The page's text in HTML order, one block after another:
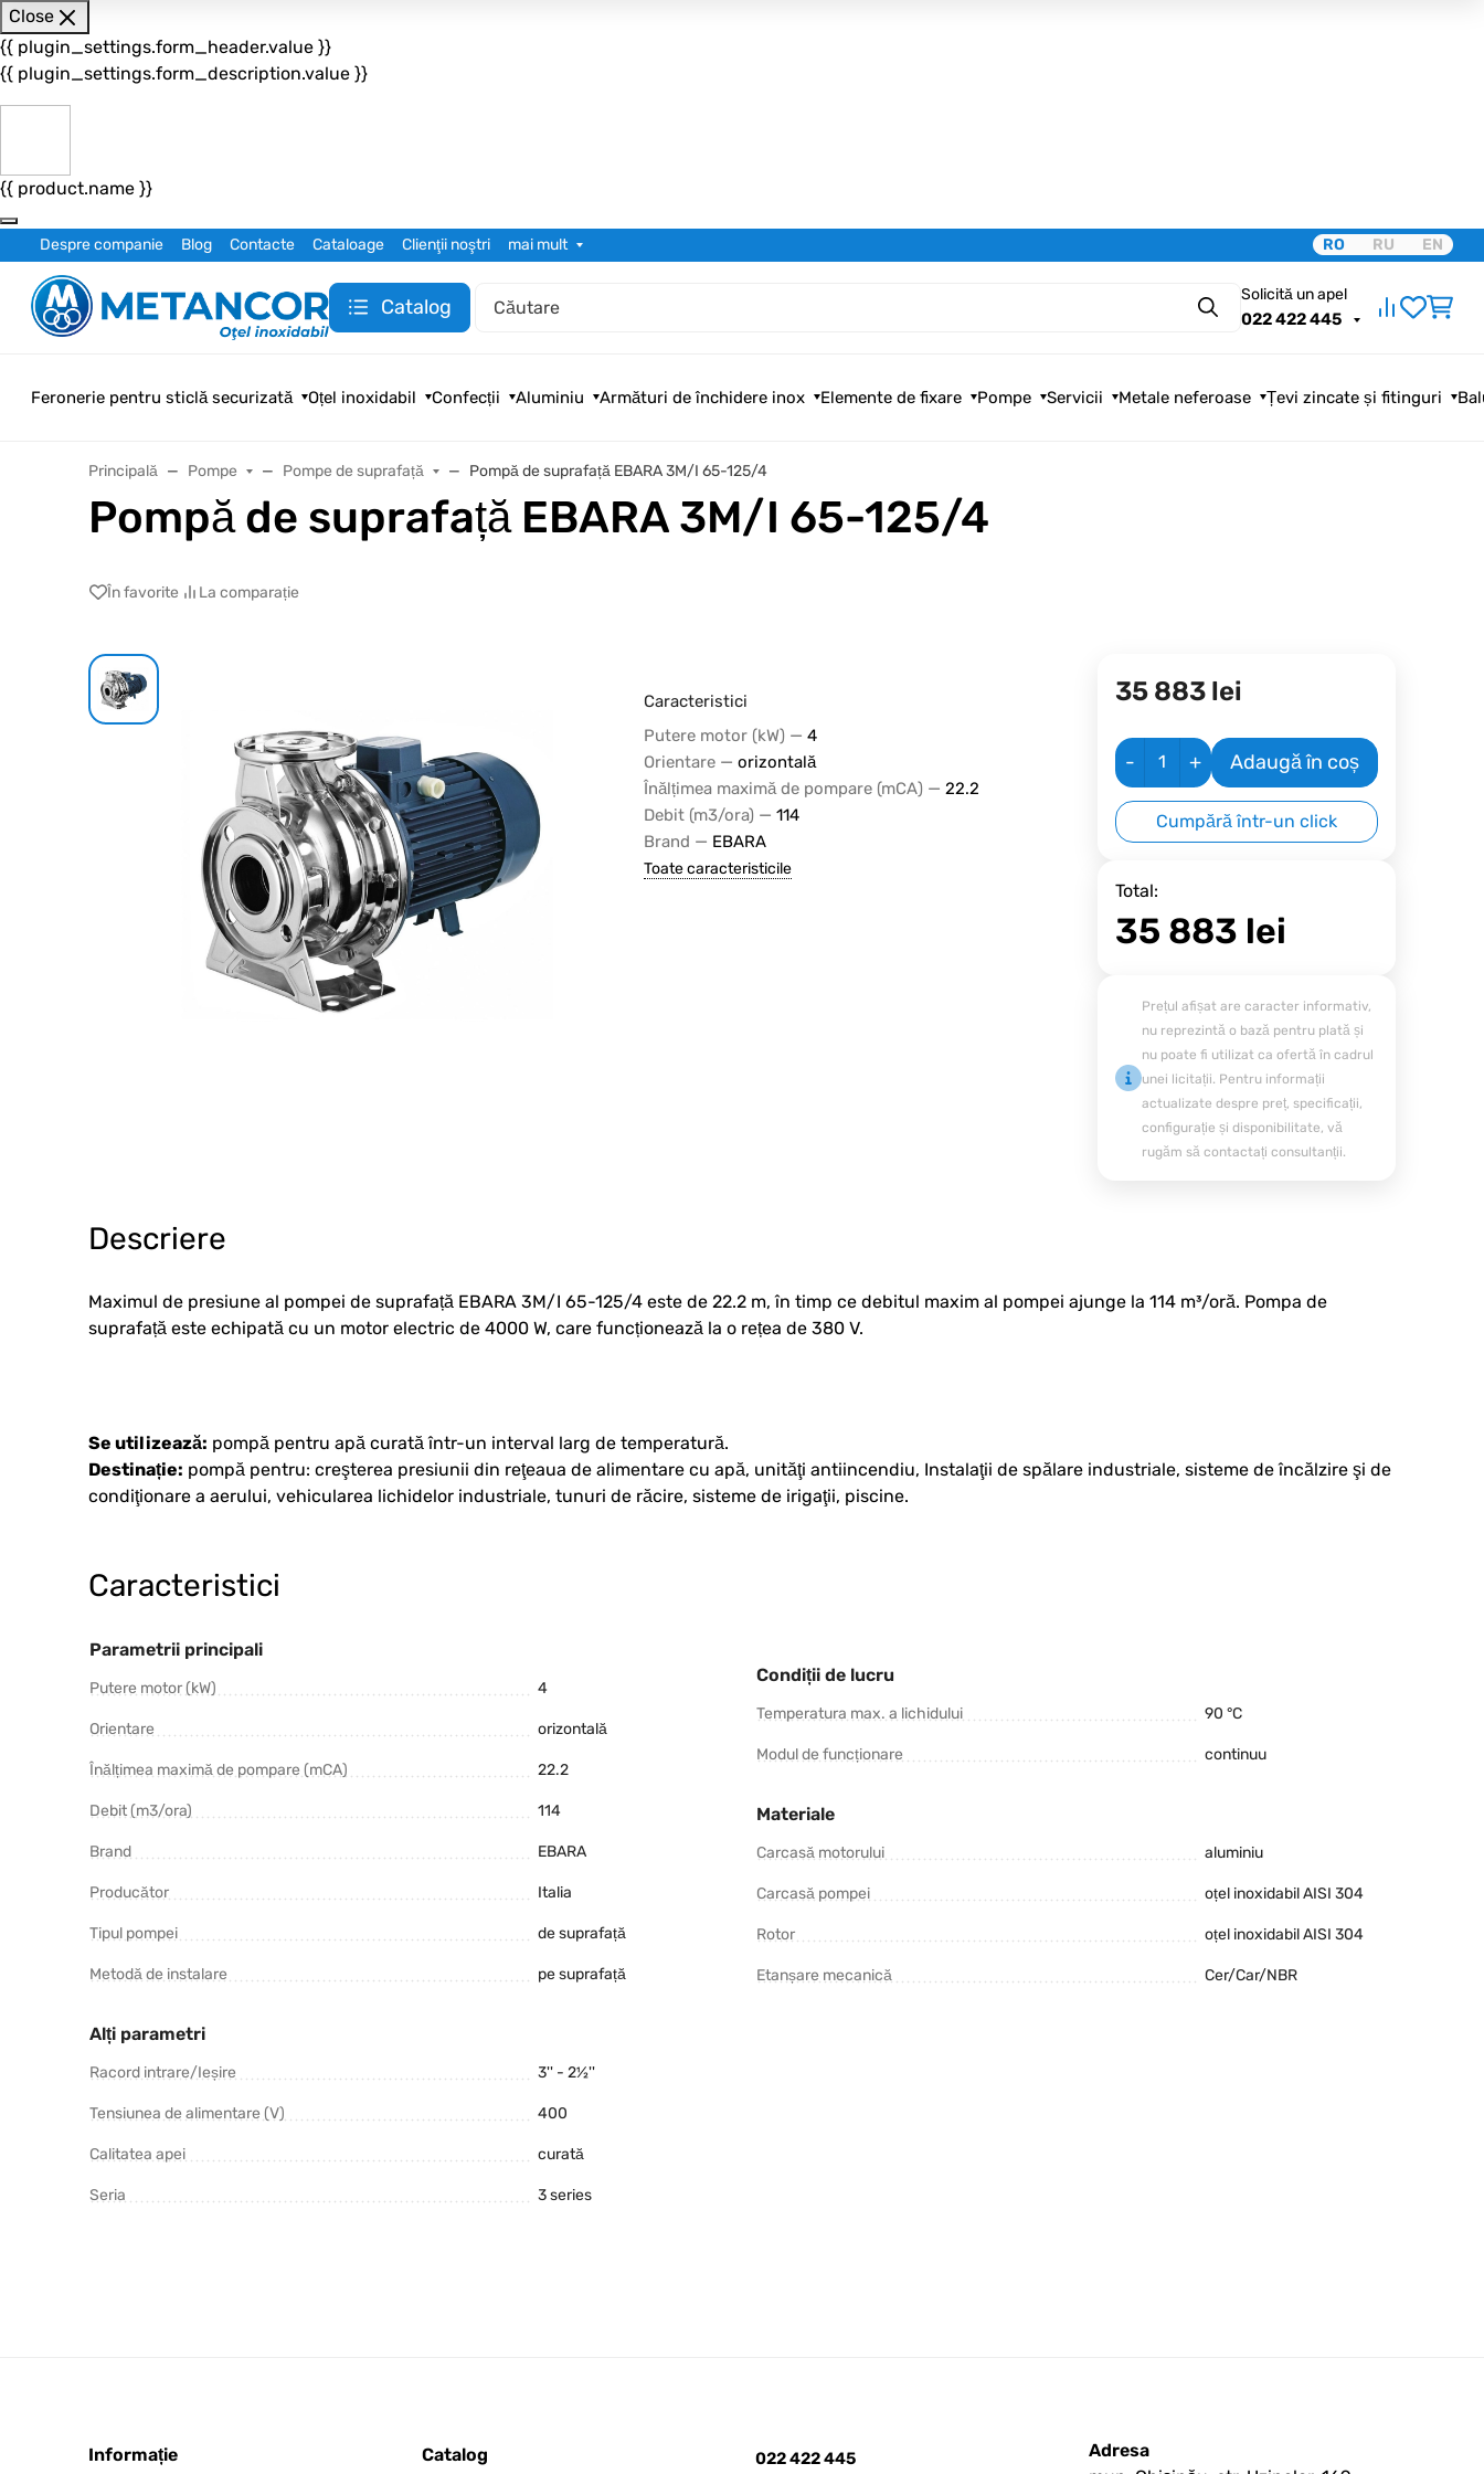
Close
{{ plugin_settings.form_header.value }}
{{ plugin_settings.form_description.value }}
{{ product.name }}
Despre companie Blog Contacte Cataloage Clienţii noştri mai mult RO RU EN
Catalog Căutare
Solicită un apel
022 422 445
Feronerie pentru sticlă securizată Oțel inoxidabil Confecții Aluminiu Armături de închidere inox Elemente de fixare Pompe Servicii Metale neferoase Țevi zincate și fitinguri
Principală Pompe Pompe de suprafață Pompă de suprafață EBARA 3M/I 65-125/4
Pompă de suprafață EBARA 3M/I 65-125/4
În favorite La comparație
Caracteristici
Putere motor (kW) — 4
Orientare — orizontală
Înălțimea maximă de pompare (mCA) — 22.2
Debit (m3/ora) — 114
Brand — EBARA
Toate caracteristicile
35 883 lei
- + Adaugă în coș
Cumpără într-un click
Total:
35 883 lei
Prețul afișat are caracter informativ,
nu reprezintă o bază pentru plată și
nu poate fi utilizat ca ofertă în cadrul
unei licitații. Pentru informații
actualizate despre preț, specificații,
configurație și disponibilitate, vă
rugăm să contactați consultanții.
Descriere
Maximul de presiune al pompei de suprafață EBARA 3M/I 65-125/4 este de 22.2 m, în timp ce debitul maxim al pompei ajunge la 114 m³/oră. Pompa de
suprafață este echipată cu un motor electric de 4000 W, care funcționează la o rețea de 380 V.
Se utilizează: pompă pentru apă curată într-un interval larg de temperatură.
Destinație: pompă pentru: creşterea presiunii din reţeaua de alimentare cu apă, unităţi antiincendiu, Instalaţii de spălare industriale, sisteme de încălzire şi de
condiţionare a aerului, vehicularea lichidelor industriale, tunuri de răcire, sisteme de irigaţii, piscine.
Caracteristici
Parametrii principali
Putere motor (kW) 4
Orientare orizontală
Înălțimea maximă de pompare (mCA) 22.2
Debit (m3/ora) 114
Brand EBARA
Producător Italia
Tipul pompei de suprafață
Metodă de instalare pe suprafață
Alți parametri
Racord intrare/Ieșire 3'' - 2½''
Tensiunea de alimentare (V) 400
Calitatea apei curată
Seria 3 series
Condiții de lucru
Temperatura max. a lichidului 90 °C
Modul de funcționare continuu
Materiale
Carcasă motorului aluminiu
Carcasă pompei oțel inoxidabil AISI 304
Rotor oțel inoxidabil AISI 304
Etanșare mecanică Cer/Car/NBR
Informație Catalog 022 422 445
Adresa